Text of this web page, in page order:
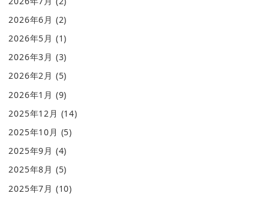
2026年6月 (2)
2026年5月 (1)
2026年3月 (3)
2026年2月 (5)
2026年1月 (9)
2025年12月 (14)
2025年10月 (5)
2025年9月 (4)
2025年8月 (5)
2025年7月 (10)